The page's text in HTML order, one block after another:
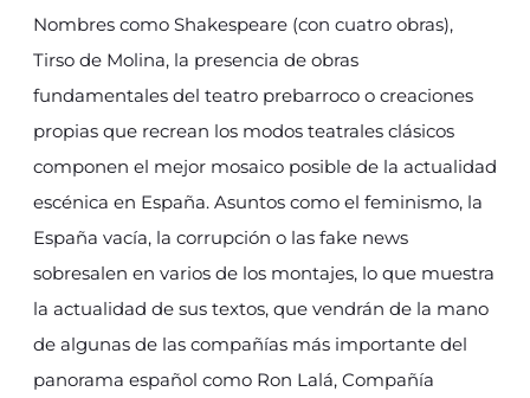
Nombres como Shakespeare (con cuatro obras),
Tirso de Molina, la presencia de obras
fundamentales del teatro prebarroco o creaciones
propias que recrean los modos teatrales clásicos
componen el mejor mosaico posible de la actualidad
escénica en España. Asuntos como el feminismo, la
España vacía, la corrupción o las fake news
sobresalen en varios de los montajes, lo que muestra
la actualidad de sus textos, que vendrán de la mano
de algunas de las compañías más importante del
panorama español como Ron Lalá, Compañía